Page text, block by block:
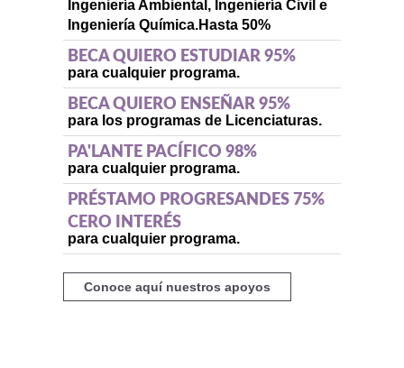
Ingeniería Ambiental, Ingeniería Civil e
Ingeniería Química.Hasta 50%
BECA QUIERO ESTUDIAR 95%
para cualquier programa.
BECA QUIERO ENSEÑAR 95%
para los programas de Licenciaturas.
PA'LANTE PACÍFICO 98%
para cualquier programa.
PRÉSTAMO PROGRESANDES 75%
CERO INTERÉS
para cualquier programa.
Conoce aquí nuestros apoyos